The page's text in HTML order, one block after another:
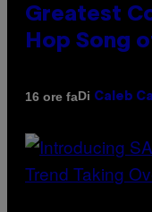
Greatest
Hop Song
16 ore faDi Caleb